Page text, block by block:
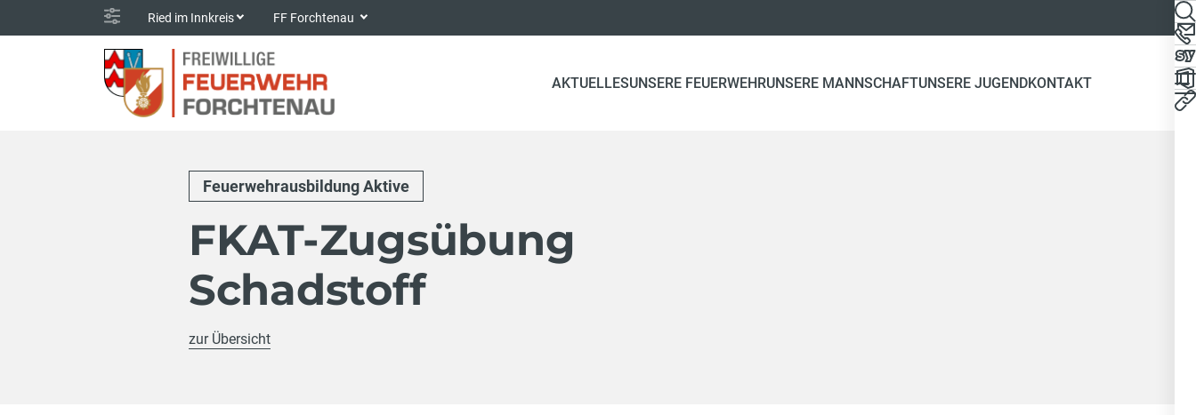
Ried im Innkreis FF Forchtenau
AKTUELLESUNSERE FEUERWEHRUNSERE MANNSCHAFTUNSERE JUGENDKONTAKT
Feuerwehrausbildung Aktive
FKAT-Zugsübung
Schadstoff
zur Übersicht